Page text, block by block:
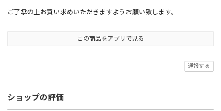
ご了承の上お買い求めいただきますようお願い致します。
この商品をアプリで見る
通報する
ショップの評価